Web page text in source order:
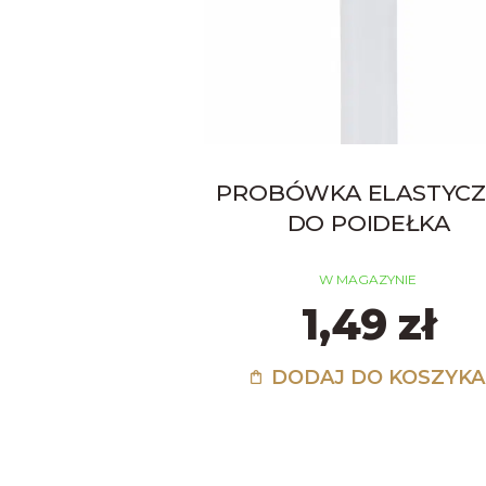
PROBÓWKA
DO POIDEŁKA
W MAGAZYNIE
1,49 zł
DODAJ DO KOSZYKA